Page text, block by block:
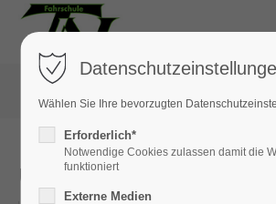
Unterricht - Thema 01
Wählen Sie Ihre bevorzugten
Erforderlich*
Notwendige Cookies zulassen damit die
funktioniert
Externe Medien